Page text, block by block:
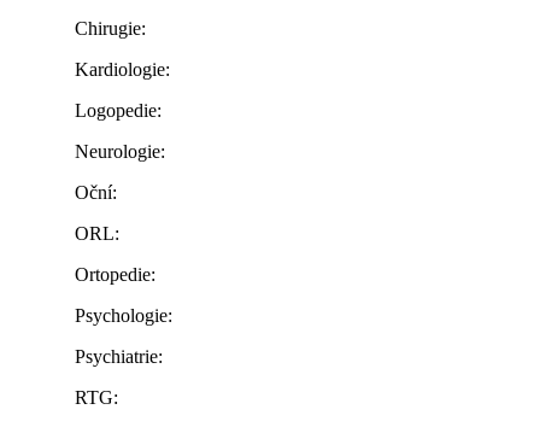
Chirugie:
Kardiologie:
Logopedie:
Neurologie:
Oční:
ORL:
Ortopedie:
Psychologie:
Psychiatrie:
RTG: